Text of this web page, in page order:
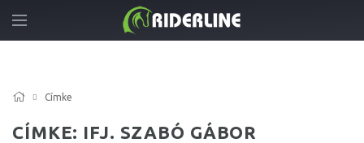
Címke
CÍMKE: IFJ. SZABÓ GÁBOR